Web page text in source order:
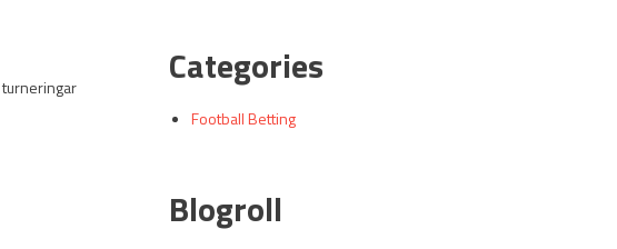
Categories
Football Betting
Blogroll